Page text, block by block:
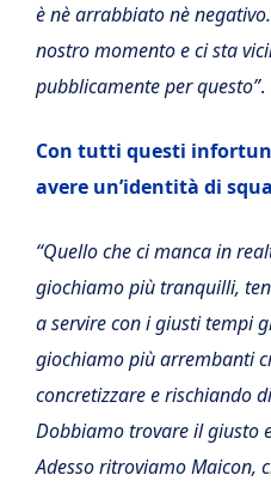
è nè arrabbiato nè
nostro momento e ci sta
pubblicamente per questo”.
Con tutti questi
avere un’identità di
“Quello che ci manca in
giochiamo più tranquilli,
a servire con i giusti tempi
giochiamo più arrembanti
concretizzare e rischiando
Dobbiamo trovare il giusto
Adesso ritroviamo Maicon,